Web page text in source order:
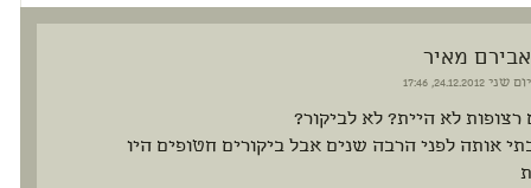
אבירם מאיר
יום שני
רצופות לא היית? לא לביקור?
אותה לפני הרבה שנים אבל ביקורים חטופים היו